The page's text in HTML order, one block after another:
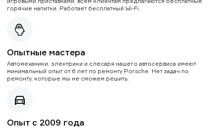
горячие напитки. Работает бесплатный Wi-Fi.
Опытные мастера
Автомеханики, электрики и слесаря нашего автосервиса имеют
минимальный опыт от 6 лет по ремонту Porsche. Нет задач по
ремонту, которые мы не сможем решить.
Опыт с 2009 года